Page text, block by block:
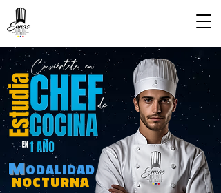
MODALIDAD
NOCTURNA